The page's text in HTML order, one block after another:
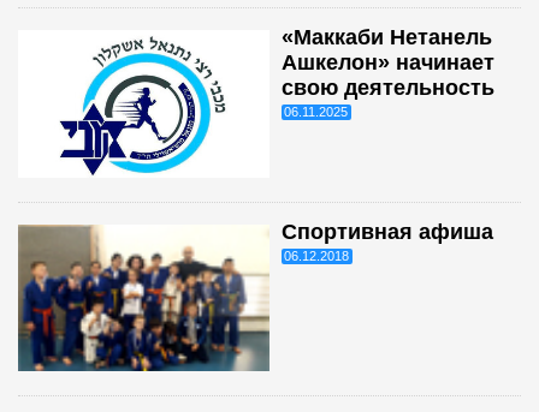
«Маккаби Нетанель
Ашкелон» начинает
свою деятельность
06.11.2025
Спортивная афиша
06.12.2018